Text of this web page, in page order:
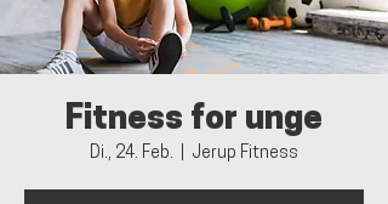
Fitness for unge
Di., 24. Feb. Jerup Fitness